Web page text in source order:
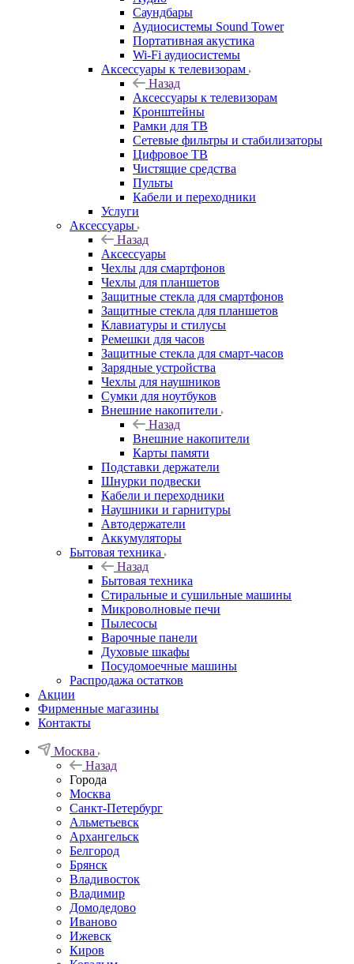
Саундбары
Аудиосистемы Sound Tower
Портативная акустика
Wi-Fi аудиосистемы
Аксессуары к телевизорам
Назад
Аксессуары к телевизорам
Кронштейны
Рамки для ТВ
Сетевые фильтры и стабилизаторы
Цифровое ТВ
Чистящие средства
Пульты
Кабели и переходники
Услуги
Аксессуары
Назад
Аксессуары
Чехлы для смартфонов
Чехлы для планшетов
Защитные стекла для смартфонов
Защитные стекла для планшетов
Клавиатуры и стилусы
Ремешки для часов
Защитные стекла для смарт-часов
Зарядные устройства
Чехлы для наушников
Сумки для ноутбуков
Внешние накопители
Назад
Внешние накопители
Карты памяти
Подставки держатели
Шнурки подвески
Кабели и переходники
Наушники и гарнитуры
Автодержатели
Аккумуляторы
Бытовая техника
Назад
Бытовая техника
Стиральные и сушильные машины
Микроволновые печи
Пылесосы
Варочные панели
Духовые шкафы
Посудомоечные машины
Распродажа остатков
Акции
Фирменные магазины
Контакты
Москва
Назад
Города
Москва
Санкт-Петербург
Альметьевск
Архангельск
Белгород
Брянск
Владивосток
Владимир
Домодедово
Иваново
Ижевск
Киров